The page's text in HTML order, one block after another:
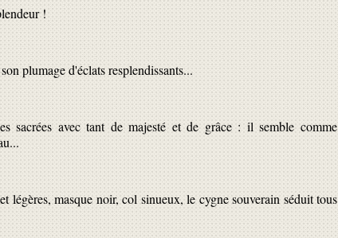
!
plumage d'éclats resplendissants...
sacrées avec tant de majesté et de grâce : il semble comme
légères, masque noir, col sinueux, le cygne souverain séduit tous